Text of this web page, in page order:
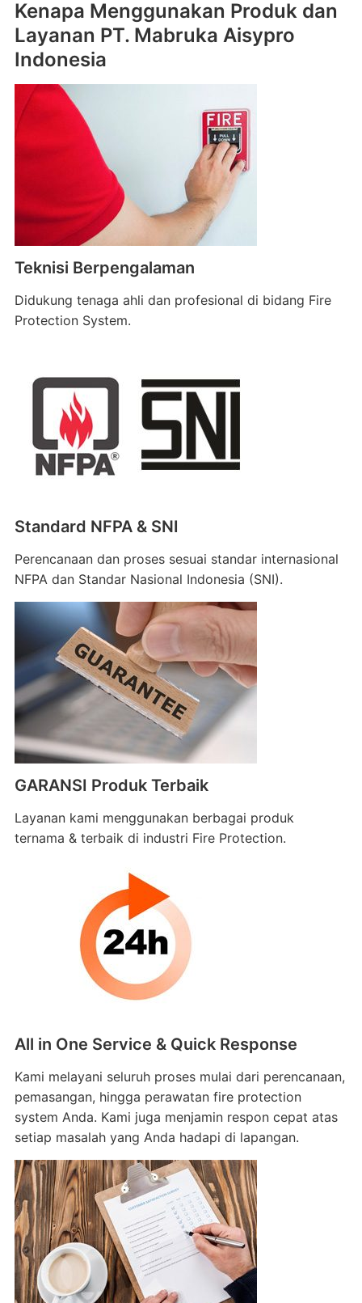
Kenapa Menggunakan Produk dan
Layanan PT. Mabruka Aisypro
Indonesia
Teknisi Berpengalaman
Didukung tenaga ahli dan profesional di bidang Fire
Protection System.
Standard NFPA & SNI
Perencanaan dan proses sesuai standar internasional
NFPA dan Standar Nasional Indonesia (SNI).
GARANSI Produk Terbaik
Layanan kami menggunakan berbagai produk
ternama & terbaik di industri Fire Protection.
All in One Service & Quick Response
Kami melayani seluruh proses mulai dari perencanaan,
pemasangan, hingga perawatan fire protection
system Anda. Kami juga menjamin respon cepat atas
setiap masalah yang Anda hadapi di lapangan.